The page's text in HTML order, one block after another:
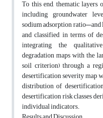
To this end, thematic
including groundwater
sodium adsorption ratio—and
and classified in terms of
integrating the
degradation maps with the
soil criterion) through a
desertification severity map
distribution of
desertification risk classes
individual indicators.